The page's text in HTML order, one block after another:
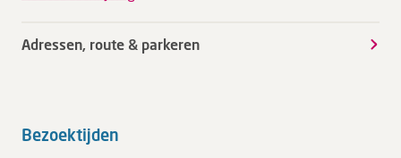
Adressen, route & parkeren
Bezoektijden